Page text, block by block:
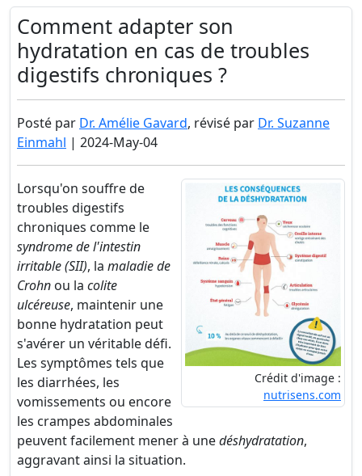
Comment adapter son
hydratation en cas de troubles
digestifs chroniques ?
Posté par Dr. Amélie Gavard, révisé par Dr. Suzanne
Einmahl | 2024-May-04
Crédit d'image :
nutrisens.com
Lorsqu'on souffre de
troubles digestifs
chroniques comme le
syndrome de l'intestin
irritable (SII), la maladie de
Crohn ou la colite
ulcéreuse, maintenir une
bonne hydratation peut
s'avérer un véritable défi.
Les symptômes tels que
les diarrhées, les
vomissements ou encore
les crampes abdominales
peuvent facilement mener à unedéshydratation,
aggravant ainsi la situation.